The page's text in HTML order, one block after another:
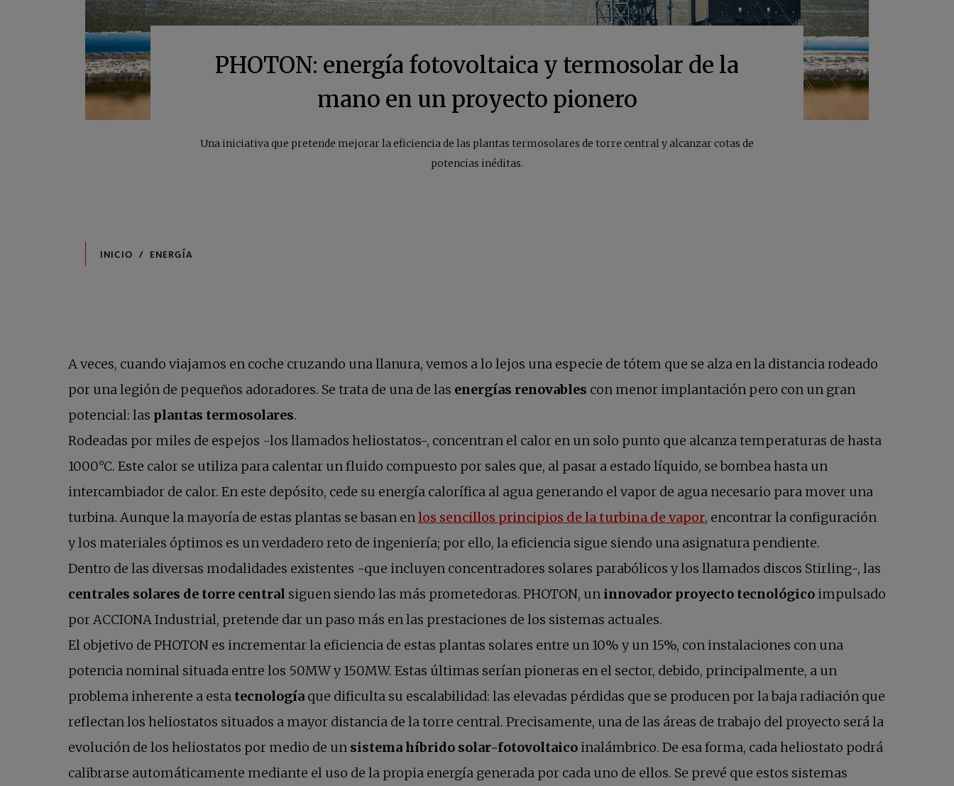
PHOTON: energía fotovoltaica y termosolar de la
mano en un proyecto pionero
Una iniciativa que pretende mejorar la eficiencia de las plantas termosolares de torre central y alcanzar cotas de
potencias inéditas.
A veces, cuando viajamos en coche cruzando una llanura, vemos a lo lejos una especie de tótem que se alza en la distancia rodeado
por una legión de pequeños adoradores. Se trata de una de las energías renovables con menor implantación pero con un gran
potencial: las plantas termosolares.
Rodeadas por miles de espejos -los llamados heliostatos-, concentran el calor en un solo punto que alcanza temperaturas de hasta
1000°C. Este calor se utiliza para calentar un fluido compuesto por sales que, al pasar a estado líquido, se bombea hasta un
intercambiador de calor. En este depósito, cede su energía calorífica al agua generando el vapor de agua necesario para mover una
turbina. Aunque la mayoría de estas plantas se basan enlos sencillos principios de la turbina de vapor se abre en una pestaña nueva
, encontrar la configuración
y los materiales óptimos es un verdadero reto de ingeniería; por ello, la eficiencia sigue siendo una asignatura pendiente.
Dentro de las diversas modalidades existentes -que incluyen concentradores solares parabólicos y los llamados discos Stirling-, las
centrales solares de torre central siguen siendo las más prometedoras. PHOTON, un innovador proyecto tecnológico impulsado
por ACCIONA Industrial, pretende dar un paso más en las prestaciones de los sistemas actuales.
El objetivo de PHOTON es incrementar la eficiencia de estas plantas solares entre un 10% y un 15%, con instalaciones con una
potencia nominal situada entre los 50MW y 150MW. Estas últimas serían pioneras en el sector, debido, principalmente, a un
problema inherente a esta tecnología que dificulta su escalabilidad: las elevadas pérdidas que se producen por la baja radiación que
reflectan los heliostatos situados a mayor distancia de la torre central. Precisamente, una de las áreas de trabajo del proyecto será la
evolución de los heliostatos por medio de un sistema híbrido solar-fotovoltaico inalámbrico. De esa forma, cada heliostato podrá
calibrarse automáticamente mediante el uso de la propia energía generada por cada uno de ellos. Se prevé que estos sistemas